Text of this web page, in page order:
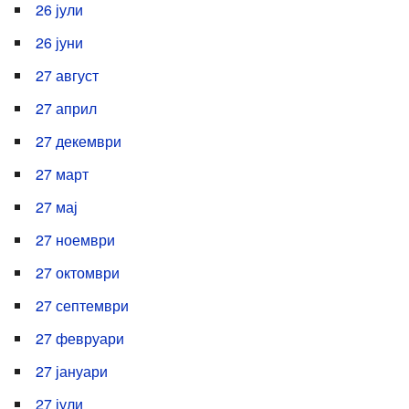
26 јули
26 јуни
27 август
27 април
27 декември
27 март
27 мај
27 ноември
27 октомври
27 септември
27 февруари
27 јануари
27 јули